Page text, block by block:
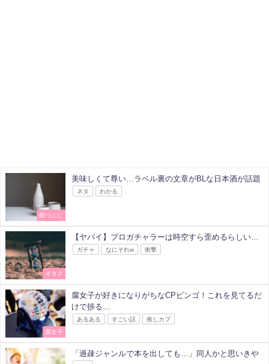
暇つぶし
美味しくて尊い…ラベル裏の文章がBLな日本酒が話題
ネタ わかる
オタク
【ヤバイ】プロガチャラーは時空すら歪めるらしい…
ガチャ なにそれw 衝撃
腐女子
腐女子が好きになりがちなCPビンゴ！これを見てるだ
けで捗る…
あるある すごい話 推しカプ
「過疎ジャンルで本を出しても…」同人かと思いきや